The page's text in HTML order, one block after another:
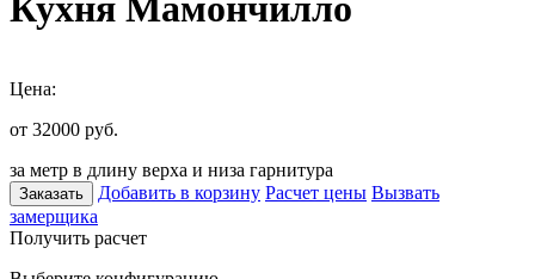
Кухня Мамончилло
Цена:
от 32000 руб.
за метр в длину верха и низа гарнитура
Заказать Добавить в корзину Расчет цены Вызвать
замерщика
Получить расчет